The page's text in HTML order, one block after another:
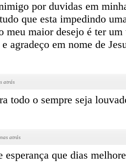
por duvidas em
que esta impedindo
meu maior desejo é ter
agradeço em nome de
atrás
todo o sempre seja
atrás
esperança que dias